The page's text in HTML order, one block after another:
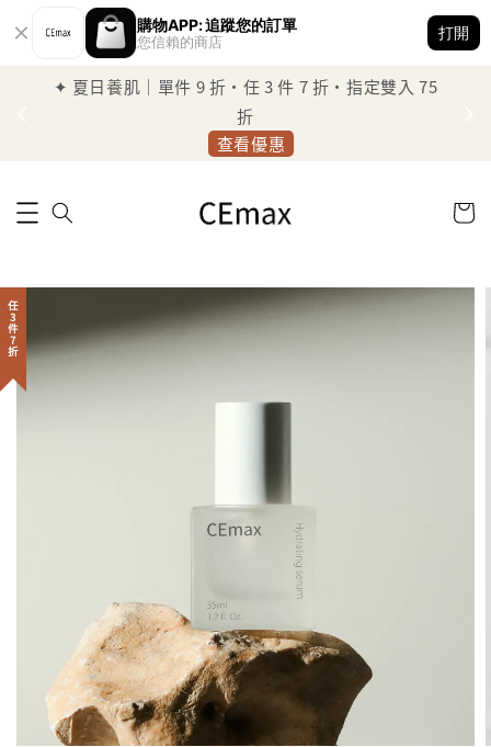
購物APP: 追蹤您的訂單
您信賴的商店
打開
✦ 夏日養肌｜單件 9 折・任 3 件 7 折・指定雙入 75
折
查看優惠
任3件7折